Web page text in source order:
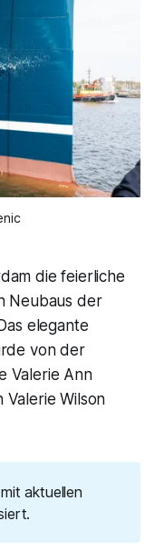
die feierliche
Neubaus der
elegante
von der
Valerie Ann
Valerie Wilson
aktuellen